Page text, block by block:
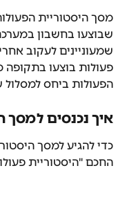
מסך היסטוריית
שבוצעו בחשבון
שמעוניינים לעקוב
פעולות בוצעו בתקופה
הפעולות ביחס
איך נכנסים למסך
כדי להגיע למסך
החכם "היסטוריית